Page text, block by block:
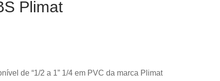
Plimat
de “1/2 a 1” 1/4 em PVC da marca Plimat